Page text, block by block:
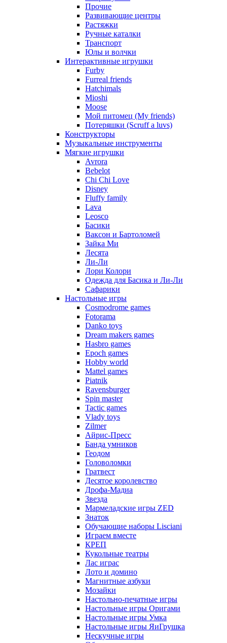
Прочие
Развивающие центры
Растяжки
Ручные каталки
Транспорт
Юлы и волчки
Интерактивные игрушки
Furby
Furreal friends
Hatchimals
Mioshi
Moose
Мой питомец (My friends)
Потеряшки (Scruff a luvs)
Конструкторы
Музыкальные инструменты
Мягкие игрушки
Avrora
Bebelot
Chi Chi Love
Disney
Fluffy family
Lava
Leosco
Басики
Ваксон и Бартоломей
Зайка Ми
Лесята
Ли-Ли
Лори Колори
Одежда для Басика и Ли-Ли
Сафарики
Настольные игры
Cosmodrome games
Fotorama
Danko toys
Dream makers games
Hasbro games
Epoch games
Hobby world
Mattel games
Piatnik
Ravensburger
Spin master
Tactic games
Vlady toys
Zilmer
Айрис-Пресс
Банда умников
Геодом
Головоломки
Гратвест
Десятое королевство
Дрофа-Мадиа
Звезда
Мармеладские игры ZED
Знаток
Обучающие наборы Lisciani
Играем вместе
КРЕП
Кукольные театры
Лас играс
Лото и домино
Магнитные азбуки
Мозайки
Настольно-печатные игры
Настольные игры Оригами
Настольные игры Умка
Настольные игры ЯиГрушка
Нескучные игры